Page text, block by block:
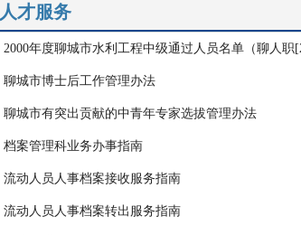
人才服务
2000年度聊城市水利工程中级通过人员名单（聊人职
聊城市博士后工作管理办法
聊城市有突出贡献的中青年专家选拔管理办法
档案管理科业务办事指南
流动人员人事档案接收服务指南
流动人员人事档案转出服务指南